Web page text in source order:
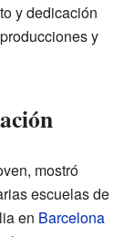
y dedicación
y
mostró
escuelas de
en Barcelona